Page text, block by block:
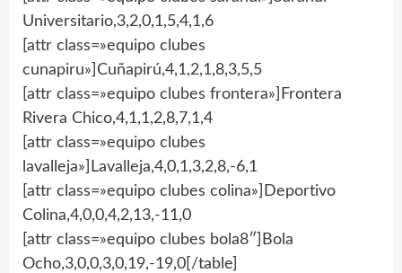
Universitario,3,2,0,1,5,4,1,6
[attr class=»equipo clubes
cunapiru»]Cuñapirú,4,1,2,1,8,3,5,5
[attr class=»equipo clubes frontera»]Frontera
Rivera Chico,4,1,1,2,8,7,1,4
[attr class=»equipo clubes
lavalleja»]Lavalleja,4,0,1,3,2,8,-6,1
[attr class=»equipo clubes colina»]Deportivo
Colina,4,0,0,4,2,13,-11,0
[attr class=»equipo clubes bola8″]Bola
Ocho,3,0,0,3,0,19,-19,0[/table]